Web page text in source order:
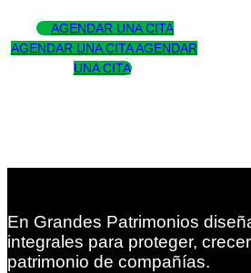
AGENDAR UNA CITA
AGENDAR UNA CITA AGENDAR
UNA CITA
En Grandes Patrimonios
integrales para proteger,
patrimonio de compañías.